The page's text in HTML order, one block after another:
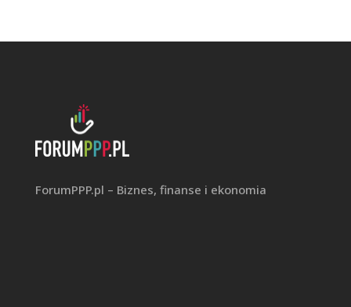
ForumPPP.pl – Biznes, finanse i ekonomia